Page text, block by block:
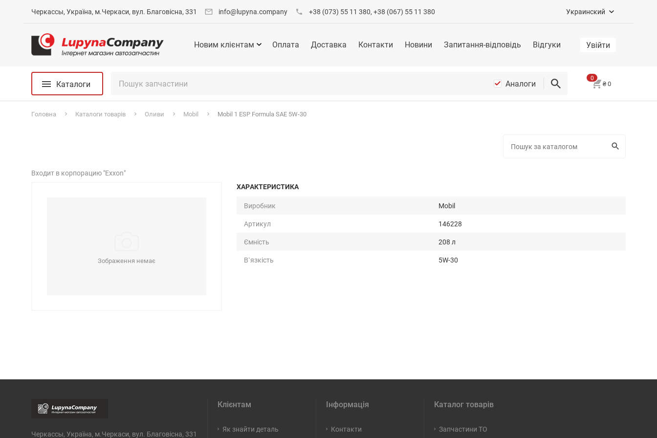
Черкассы, Україна, м.Черкаси, вул. Благовісна, 331 info@lupyna.company +38 (073) 55 11 380, +38 (067) 55 11 380 Украинский
Новим клієнтам Оплата Доставка Контакти Новини Запитання-відповідь Відгуки Увійти
Каталоги Аналоги ₴0
0
Головна Каталоги товарів Оливи Mobil Mobil 1 ESP Formula SAE 5W-30
Входит в корпорацию "Exxon"
Зображення немає
ХАРАКТЕРИСТИКА
Виробник
Mobil
Артикул
146228
Ємність
208 л
В`язкість
5W-30
Черкассы, Україна, м.Черкаси, вул. Благовісна, 331
Клієнтам
Як знайти деталь
Інформація
Контакти
Каталог товарів
Запчастини ТО